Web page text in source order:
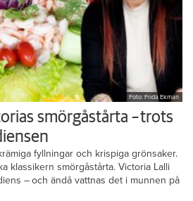
Foto: Frida Ekman
smörgåstårta – trots
fyllningar och krispiga grönsaker.
klassikern smörgåstårta. Victoria Lalli
– och ändå vattnas det i munnen på